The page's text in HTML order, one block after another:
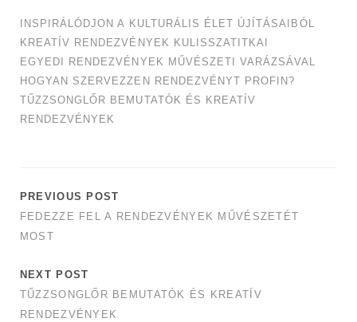
INSPIRÁLÓDJON A KULTURÁLIS ÉLET ÚJÍTÁSAIBÓL
KREATÍV RENDEZVÉNYEK KULISSZATITKAI
EGYEDI RENDEZVÉNYEK MŰVÉSZETI VARÁZSÁVAL
HOGYAN SZERVEZZEN RENDEZVÉNYT PROFIN?
TŰZZSONGLŐR BEMUTATÓK ÉS KREATÍV
RENDEZVÉNYEK
PREVIOUS POST
FEDEZZE FEL A RENDEZVÉNYEK MŰVÉSZETÉT
MOST
NEXT POST
TŰZZSONGLŐR BEMUTATÓK ÉS KREATÍV
RENDEZVÉNYEK